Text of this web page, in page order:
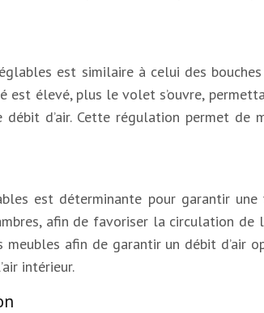
est similaire à celui des
est élevé, plus le volet s’ouvre,
d’air. Cette régulation permet
est déterminante pour garantir
afin de favoriser la circulation
afin de garantir un débit d’air
intérieur.